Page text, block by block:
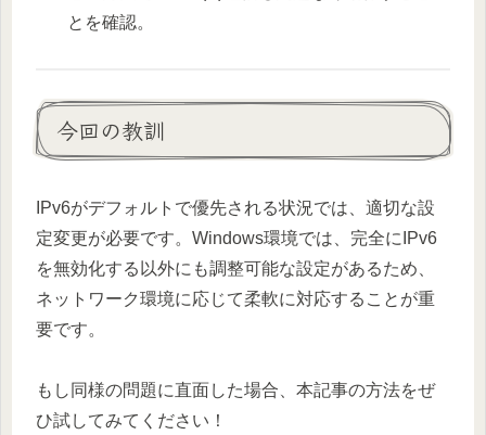
とを確認。
今回の教訓
IPv6がデフォルトで優先される状況では、適切な設
定変更が必要です。Windows環境では、完全にIPv6
を無効化する以外にも調整可能な設定があるため、
ネットワーク環境に応じて柔軟に対応することが重
要です。
もし同様の問題に直面した場合、本記事の方法をぜ
ひ試してみてください！